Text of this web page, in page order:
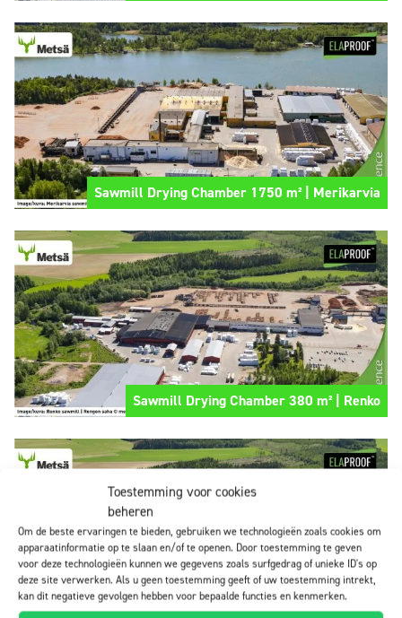
Toestemming voor cookies
beheren
Om de beste ervaringen te bieden, gebruiken we technologieën zoals cookies om
apparaatinformatie op te slaan en/of te openen. Door toestemming te geven
voor deze technologieën kunnen we gegevens zoals surfgedrag of unieke ID's op
deze site verwerken. Als u geen toestemming geeft of uw toestemming intrekt,
kan dit negatieve gevolgen hebben voor bepaalde functies en kenmerken.
Sawmill Drying Chamber 1750 m² | Merikarvia
Sawmill Drying Chamber 380 m² | Renko
Sawmill Drying Chamber 1300 m² | Renko